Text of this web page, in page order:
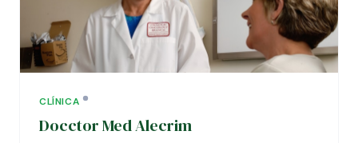
CLÍNICA
Docctor Med Alecrim